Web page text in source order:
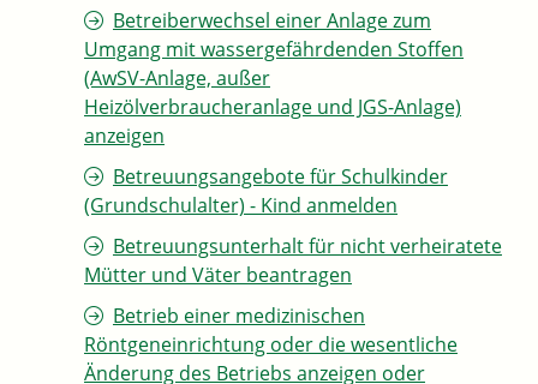
Betreiberwechsel einer Anlage zum
Umgang mit wassergefährdenden Stoffen
(AwSV-Anlage, außer
Heizölverbraucheranlage und JGS-Anlage)
anzeigen
Betreuungsangebote für Schulkinder
(Grundschulalter) - Kind anmelden
Betreuungsunterhalt für nicht verheiratete
Mütter und Väter beantragen
Betrieb einer medizinischen
Röntgeneinrichtung oder die wesentliche
Änderung des Betriebs anzeigen oder